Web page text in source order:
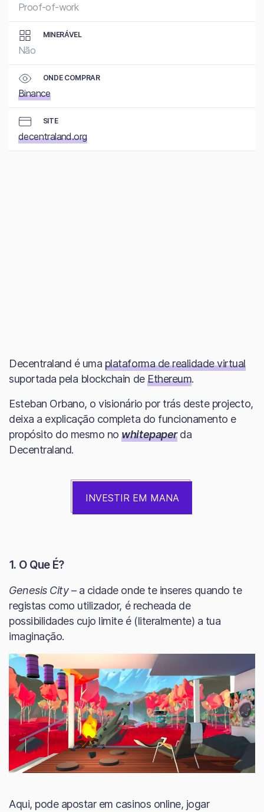
Proof-of-work
MINERÁVEL
Não
ONDE COMPRAR
Binance
SITE
decentraland.org
Decentraland é uma plataforma de realidade virtual
suportada pela blockchain deEthereum.
Esteban Orbano, o visionário por trás deste projecto,
deixa a explicação completa do funcionamento e
propósito do mesmo nowhitepaperda
Decentraland.
INVESTIR EM MANA
1. O Que É?
Genesis City– a cidade onde te inseres quando te
registas como utilizador, é recheada de
possibilidades cujo limite é (literalmente) a tua
imaginação.
Aqui, pode apostar em casinos online, jogar